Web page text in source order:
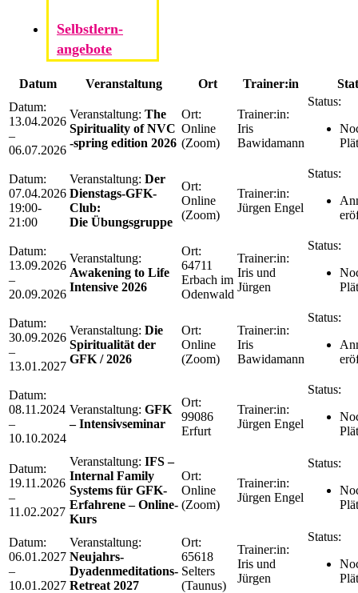
Selbstlern­
angebote
Datum Veranstaltung Ort Trainer:in
Datum:
13.04.2026
–
06.07.2026
Veranstaltung: The
Spirituality of NVC
-spring edition 2026
Ort:
Online
(Zoom)
Trainer:in:
Iris
Bawidamann
Status:
Datum:
07.04.2026
19:00-
21:00
Veranstaltung: Der
Dienstags-GFK-
Club:
Die Übungsgruppe
Ort:
Online
(Zoom)
Trainer:in:
Jürgen Engel
Status:
Datum:
13.09.2026
–
20.09.2026
Veranstaltung:
Awakening to Life
Intensive 2026
Ort:
64711
Erbach im
Odenwald
Trainer:in:
Iris und
Jürgen
Status:
Datum:
30.09.2026
–
13.01.2027
Veranstaltung: Die
Spiritualität der
GFK / 2026
Ort:
Online
(Zoom)
Trainer:in:
Iris
Bawidamann
Status:
Datum:
08.11.2024
–
10.10.2024
Veranstaltung: GFK
– Intensivseminar
Ort:
99086
Erfurt
Trainer:in:
Jürgen Engel
Status:
Datum:
19.11.2026
–
11.02.2027
Veranstaltung: IFS –
Internal Family
Systems für GFK-
Erfahrene – Online-
Kurs
Ort:
Online
(Zoom)
Trainer:in:
Jürgen Engel
Status:
Datum:
06.01.2027
–
10.01.2027
Veranstaltung:
Neujahrs-
Dyadenmeditations-
Retreat 2027
Ort:
65618
Selters
(Taunus)
Trainer:in:
Iris und
Jürgen
Status: